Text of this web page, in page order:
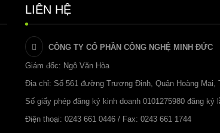
LIÊN HỆ
CÔNG TY CỔ PHẦN CÔNG NGHỆ MINH ĐỨC
Giám đốc: Ngô Văn Hòa
Địa chỉ: Số 561 đường Trương Định, Quận Hoàng Mai,
Số giấy phép đăng ký kinh doanh 0101275980 đăng
Điện thoại: 0243 661 0446 / Fax: 0243 661 1744